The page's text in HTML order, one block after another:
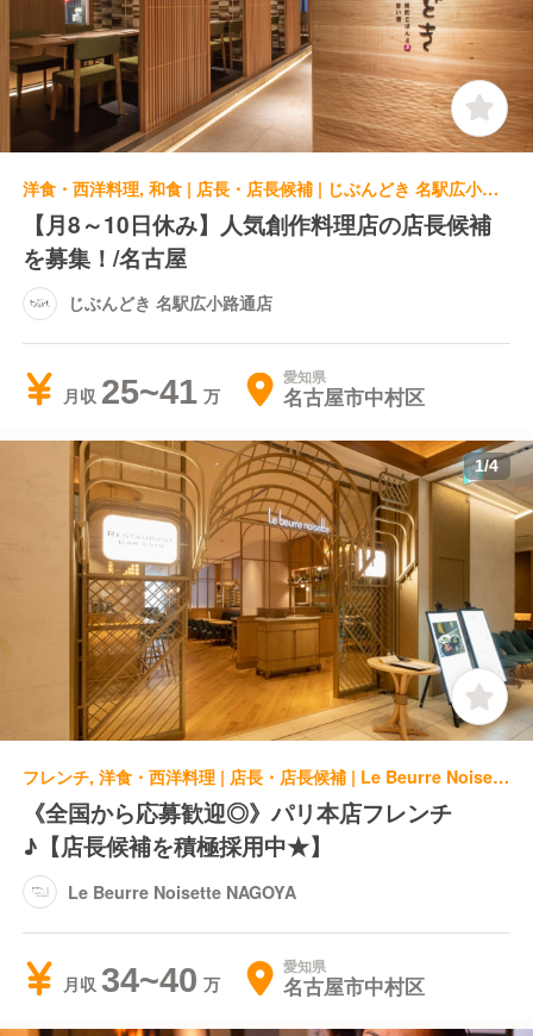
洋食・西洋料理, 和食 | 店長・店長候補 | じぶんどき 名駅広小路通店
【月8～10日休み】人気創作料理店の店長候補
を募集！/名古屋
じぶんどき 名駅広小路通店
月収 25~41 愛知県
名古屋市中村区
1/4
フレンチ, 洋食・西洋料理 | 店長・店長候補 | Le Beurre Noisette NAGOYA
《全国から応募歓迎◎》パリ本店フレンチ
♪【店長候補を積極採用中★】
Le Beurre Noisette NAGOYA
月収 34~40 愛知県
名古屋市中村区